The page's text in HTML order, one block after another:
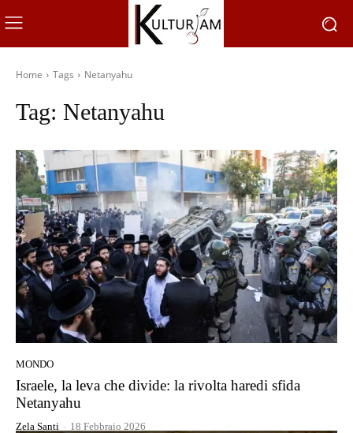
Home Tags Netanyahu
Tag: Netanyahu
MONDO
Israele, la leva che divide: la rivolta haredi sfida
Netanyahu
Zela Santi - 18 Febbraio 2026